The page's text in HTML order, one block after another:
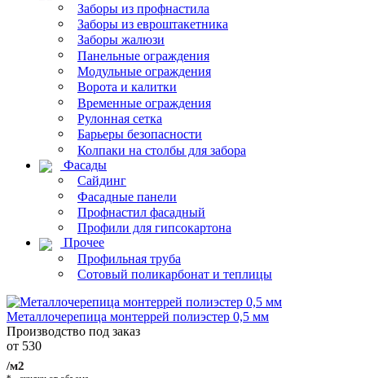
Заборы из профнастила
Заборы из евроштакетника
Заборы жалюзи
Панельные ограждения
Модульные ограждения
Ворота и калитки
Временные ограждения
Рулонная сетка
Барьеры безопасности
Колпаки на столбы для забора
Фасады
Сайдинг
Фасадные панели
Профнастил фасадный
Профили для гипсокартона
Прочее
Профильная труба
Сотовый поликарбонат и теплицы
Металлочерепица монтеррей полиэстер 0,5 мм
Производство под заказ
от 530
/м2